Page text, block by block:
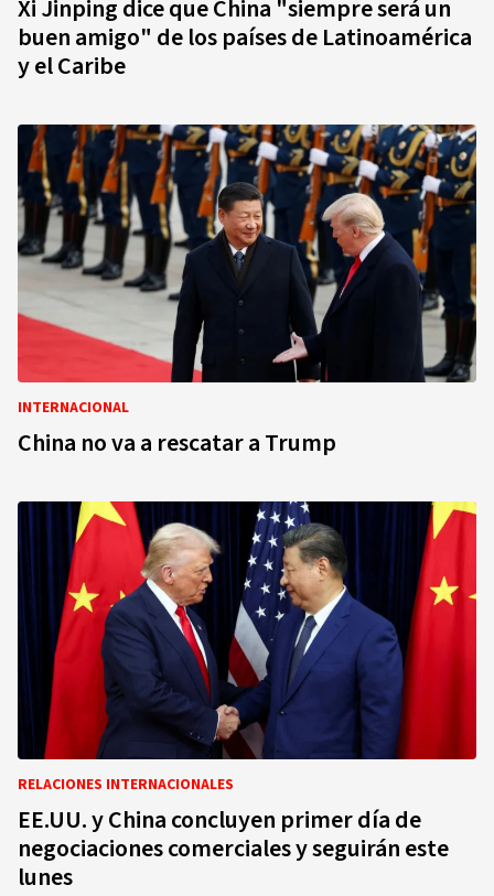
Xi Jinping dice que China "siempre será un
buen amigo" de los países de Latinoamérica
y el Caribe
INTERNACIONAL
China no va a rescatar a Trump
RELACIONES INTERNACIONALES
EE.UU. y China concluyen primer día de
negociaciones comerciales y seguirán este
lunes